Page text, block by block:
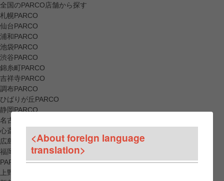
全国のPARCO店舗から探す
札幌PARCO
仙台PARCO
浦和PARCO
池袋PARCO
渋谷PARCO
錦糸町PARCO
吉祥寺PARCO
調布PARCO
ひばりが丘PARCO
静岡PARCO
名古屋PARCO
心斎橋PARCO
広島PARCO
福岡PARCO
PARCO_ya
上野
<About foreign language
translation>